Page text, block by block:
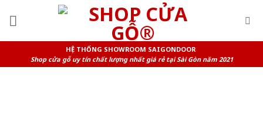
HỆ THỐNG SHOWROOM SAIGONDOOR
Shop cửa gỗ uy tín chất lượng nhất giá rẻ tại Sài Gòn năm 2021